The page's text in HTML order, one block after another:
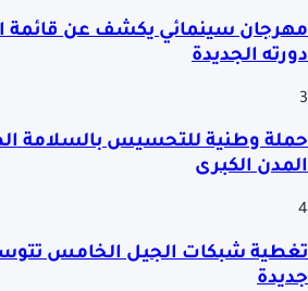
مهرجان سينمائي يكشف عن قائمة
دورته الجديدة
3
حملة وطنية للتحسيس بالسلامة
المدن الكبرى
4
تغطية شبكات الجيل الخامس
جديدة